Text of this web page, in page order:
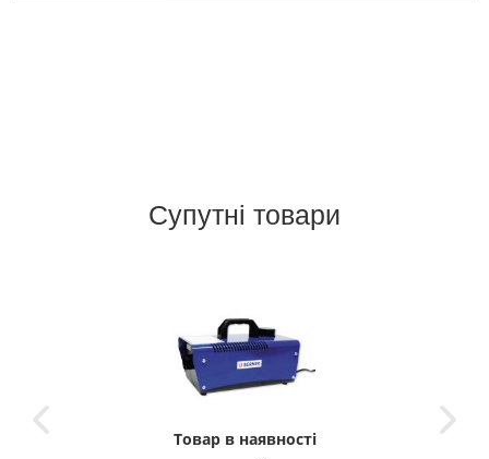
Супутні товари
Товар в наявності